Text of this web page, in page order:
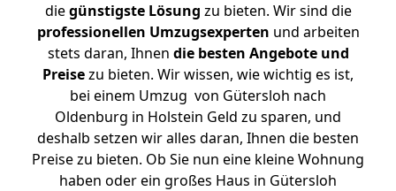
diegünstigste Lösung zu bieten. Wir sind die
professionellen Umzugsexperten und arbeiten
stets daran, Ihnen die besten Angebote und
Preisezu bieten. Wir wissen, wie wichtig es ist,
bei einem Umzug von Gütersloh nach
Oldenburg in Holstein Geld zu sparen, und
deshalb setzen wir alles daran, Ihnen die besten
Preise zu bieten. Ob Sie nun eine kleine Wohnung
haben oder ein großes Haus in Gütersloh